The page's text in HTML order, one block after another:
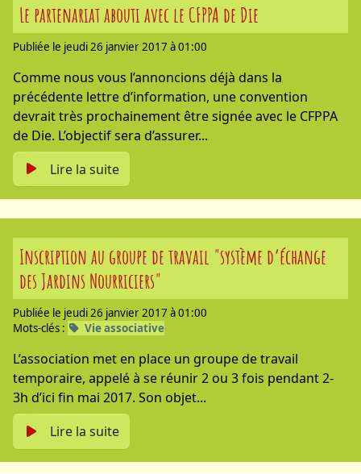
Le partenariat abouti avec le CFPPA de Die
Publiée le jeudi 26 janvier 2017 à 01:00
Comme nous vous l’annoncions déjà dans la
précédente lettre d’information, une convention
devrait très prochainement être signée avec le CFPPA
de Die. L’objectif sera d’assurer...
Lire la suite
Inscription au groupe de travail "système d’échange
des Jardins Nourriciers"
Publiée le jeudi 26 janvier 2017 à 01:00
Mots-clés :
Vie associative
L’association met en place un groupe de travail
temporaire, appelé à se réunir 2 ou 3 fois pendant 2-
3h d’ici fin mai 2017. Son objet...
Lire la suite